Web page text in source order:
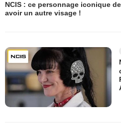
NCIS : ce personnage iconique
avoir un autre visage !